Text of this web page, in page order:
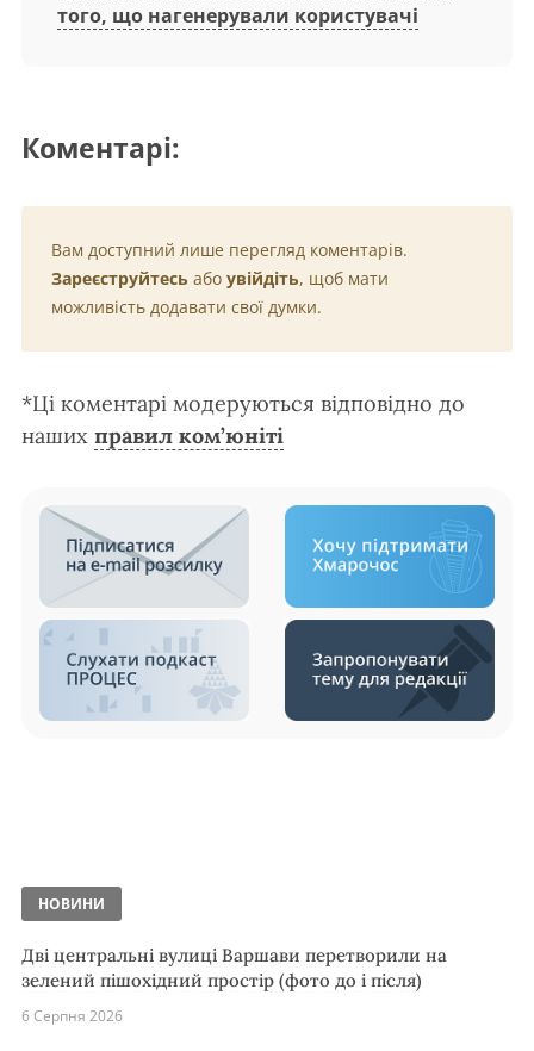
того, що нагенерували користувачі
Коментарі:
Вам доступний лише перегляд коментарів.
Зареєструйтесь або увійдіть, щоб мати
можливість додавати свої думки.
*Ці коментарі модеруються відповідно до
наших правил ком’юніті
НОВИНИ
Дві центральні вулиці Варшави перетворили на
зелений пішохідний простір (фото до і після)
6 Серпня 2026